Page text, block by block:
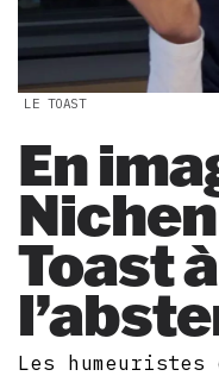
LE TOAST
En
Toast à
Les humeuristes